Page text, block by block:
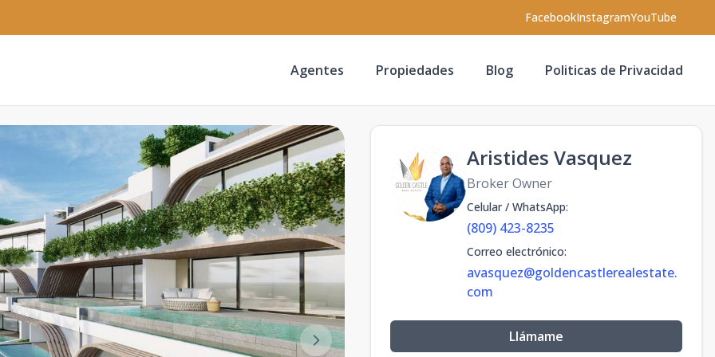
FacebookInstagramYouTube
Agentes Propiedades Blog Politicas de Privacidad
Aristides Vasquez
Broker Owner
Celular / WhatsApp:
(809) 423-8235
Correo electrónico:
avasquez@goldencastlerealestate.
com
Llámame